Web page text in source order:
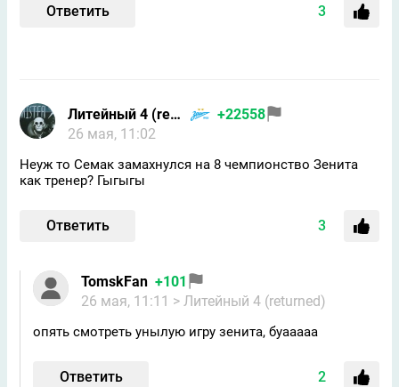
Ответить 3
Литейный 4 (returned)
+22558
26 мая, 11:02
Неуж то Семак замахнулся на 8 чемпионство Зенита
как тренер? Гыгыгы
Ответить 3
TomskFan +101
26 мая, 11:11 > Литейный 4 (returned)
опять смотреть унылую игру зенита, буааааа
Ответить 2